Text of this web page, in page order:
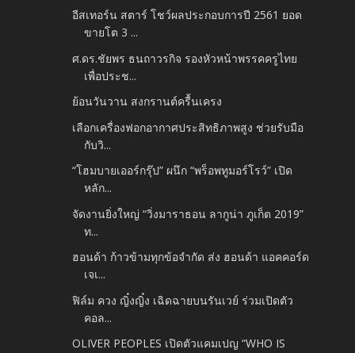
อีสเทอร์น สตาร์ โชว์ผลประกอบการปี 2561 ยอด
ขายโต 3 ...
ศ.ดร.ชัยพร ธนถาวรกิจ รองหัวหน้าพรรคครูไทย
เพื่อประช...
ย้อนวันวาน สงกรานต์ครื้นเครง
เลือกเครื่องฟอกอากาศประสิทธิภาพสูง ช่วยรับมือ
กับวิ...
“โฮมบายเออร์กรุ๊ป” ผนึก “พร็อพทูมอร์โรว์” เปิด
หลัก...
จัดงานยิ่งใหญ่ “วิ่งมาราธอน ลากูน่า ภูเก็ต 2019”
ท...
ฮอนด้า ก้าวข้ามทุกข้อจำกัด ส่ง ฮอนด้า แอคคอร์ด
เจเ...
ฟิล์ม ควง ญิ๋งญิ๋ง เฉิดฉายบนรันเวย์ ร่วมเปิดตัว
คอล...
OLIVER PEOPLES เปิดตัวแคมเปญ “WHO IS